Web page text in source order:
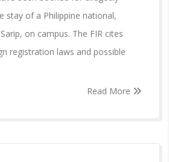
stay of a Philippine national,
on campus. The FIR cites
registration laws and possible
Read More